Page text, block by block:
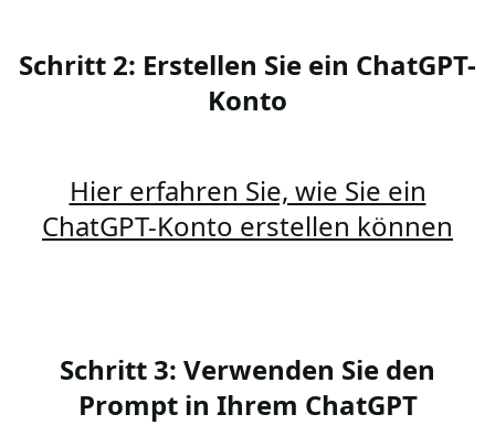
Schritt 2: Erstellen Sie ein ChatGPT-
Konto
Hier erfahren Sie, wie Sie ein
ChatGPT-Konto erstellen können
Schritt 3: Verwenden Sie den
Prompt in Ihrem ChatGPT